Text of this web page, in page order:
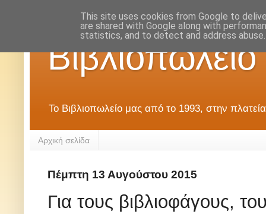
Το Βιβλιοπωλείο μας από το 1993, στην
Αρχική σελίδα
Πέμπτη 13 Αυγούστου 2015
Για τους βιβλιοφάγους,
This site uses cookies from Google to
are shared with Google along with
statistics, and to detect and address abuse.